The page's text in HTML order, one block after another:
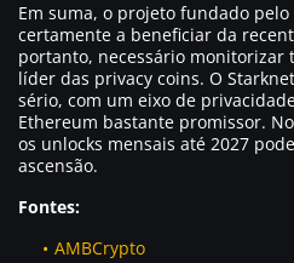
Em suma, o projeto fundado
certamente a beneficiar da
portanto, necessário monitorizar
líder das privacy coins. O
sério, com um eixo de
Ethereum bastante promissor.
os unlocks mensais até 2027
ascensão.
Fontes:
AMBCrypto